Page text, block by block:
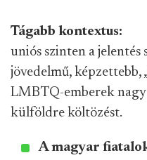
Tágabb kontextus:
uniós szinten a jelentés
jövedelmű, képzettebb,
LMBTQ-emberek
külföldre költözést.
A magyar